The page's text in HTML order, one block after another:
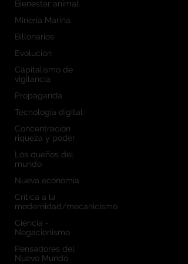
Bienestar animal
Minería Marina
Billonarios
Evolución
Capitalismo de
vigilancia
Propaganda
Tecnología digital
Concentración
riqueza y poder
Los dueños del
mundo
Nueva economía
Crítica a la
modernidad/mecanicismo
Ciencia -
Negacionismo
Pensadores del
Nuevo Mundo